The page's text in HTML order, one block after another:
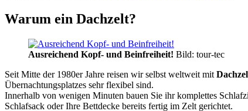
Warum ein Dachzelt?
Ausreichend Kopf- und Beinfreiheit! Bild: tour-tec
Seit Mitte der 1980er Jahre reisen wir selbst weltweit mit
Übernachtungsplatzes sehr flexibel sind.
Innerhalb von wenigen Minuten bauen Sie ihr komplettes
Schlafsack oder Ihre Bettdecke bereits fertig im Zelt gerichtet.